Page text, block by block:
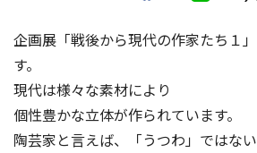
企画展「戦後から現代の作家たち１
す。
現代は様々な素材により
個性豊かな立体が作られています。
陶芸家と言えば、「うつわ」ではない